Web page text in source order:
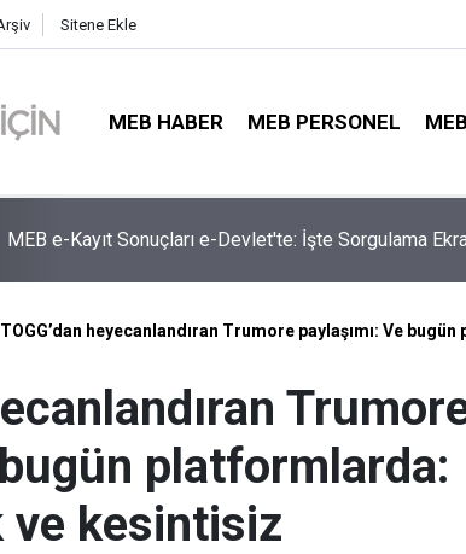
Sitene Ekle
MEB HABER MEB PERSONEL
4 Branşta Öğretmenleri Norm Fazlası Tehlikesi
TOGG’dan heyecanlandıran Trumore paylaşımı: Ve
bugün platformlarda:
ve kesintisiz